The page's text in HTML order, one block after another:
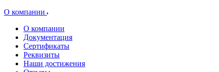
О компании
О компании
Документация
Сертификаты
Реквизиты
Наши достижения